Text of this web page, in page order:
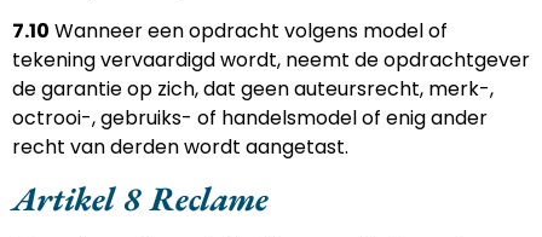
7.10 Wanneer een opdracht volgens model of
tekening vervaardigd wordt, neemt de opdrachtgever
de garantie op zich, dat geen auteursrecht, merk-,
octrooi-, gebruiks- of handelsmodel of enig ander
recht van derden wordt aangetast.
Artikel 8 Reclame